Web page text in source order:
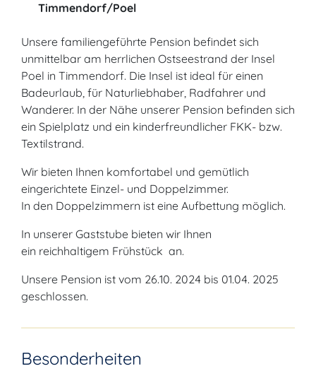
Timmendorf/Poel
Unsere familiengeführte Pension befindet sich
unmittelbar am herrlichen Ostseestrand der Insel
Poel in Timmendorf. Die Insel ist ideal für einen
Badeurlaub, für Naturliebhaber, Radfahrer und
Wanderer. In der Nähe unserer Pension befinden sich
ein Spielplatz und ein kinderfreundlicher FKK- bzw.
Textilstrand.
Wir bieten Ihnen komfortabel und gemütlich
eingerichtete Einzel- und Doppelzimmer.
In den Doppelzimmern ist eine Aufbettung möglich.
In unserer Gaststube bieten wir Ihnen
ein reichhaltigem Frühstück an.
Unsere Pension ist vom 26.10. 2024 bis 01.04. 2025
geschlossen.
Besonderheiten